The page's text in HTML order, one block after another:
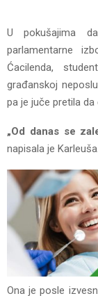
U pokušajima
parlamentarne
Ćacilenda,
građanskoj
pa je juče pretila
„Od danas se
napisala je Karleuša.
Ona je posle